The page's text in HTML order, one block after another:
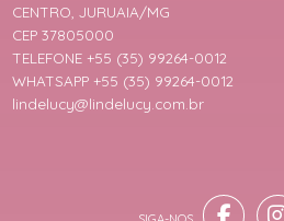
CENTRO, JURUAIA/MG
CEP 37805000
TELEFONE +55 (35) 99264-0012
WHATSAPP +55 (35) 99264-0012
lindelucy@lindelucy.com.br